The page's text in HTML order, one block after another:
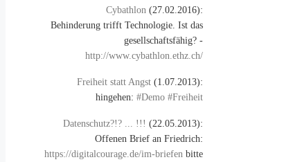
Cybathlon (27.02.2016):
Behinderung trifft Technologie. Ist das
gesellschaftsfähig? -
http://www.cybathlon.ethz.ch/
Freiheit statt Angst (1.07.2013):
hingehen: #Demo #Freiheit
Datenschutz?!? ... !!! (22.05.2013):
Offenen Brief an Friedrich:
https://digitalcourage.de/im-briefen bitte